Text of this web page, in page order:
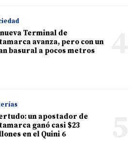
Terminal de
avanza, pero con un
basural a pocos metros
un apostador de
ganó casi $23
en el Quini 6